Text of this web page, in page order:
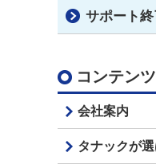
サポート
コンテンツ
会社案内
タナックが